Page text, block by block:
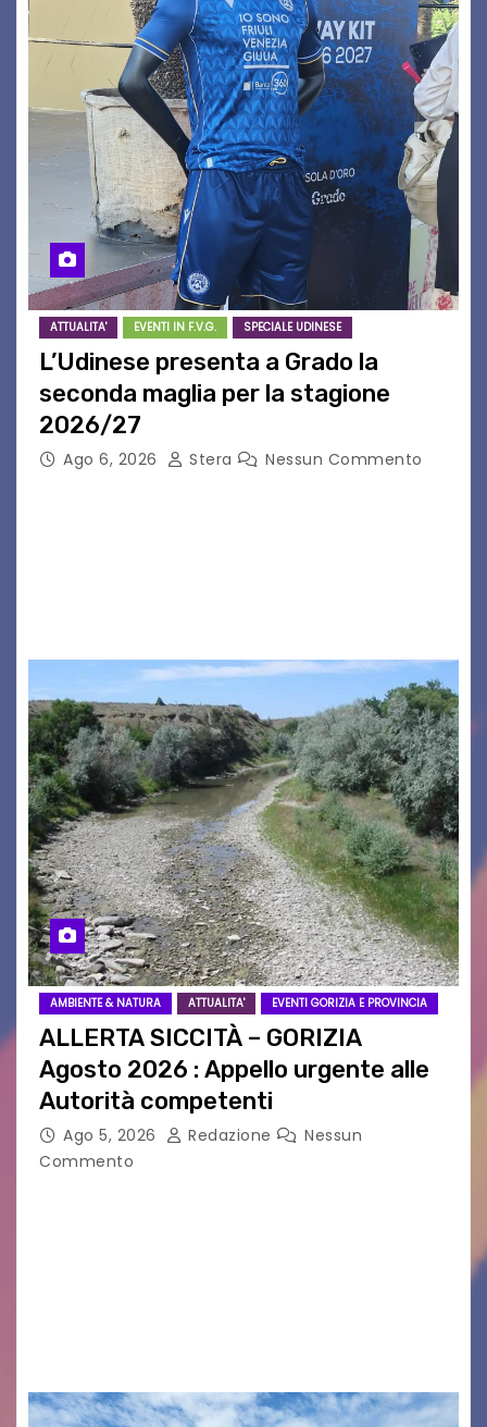
ATTUALITA' EVENTI IN F.V.G. SPECIALE UDINESE
L’Udinese presenta a Grado la
seconda maglia per la stagione
2026/27
Ago 6, 2026 Stera Nessun Commento
AMBIENTE & NATURA ATTUALITA' EVENTI GORIZIA E PROVINCIA
ALLERTA SICCITÀ – GORIZIA
Agosto 2026 : Appello urgente alle
Autorità competenti
Ago 5, 2026 Redazione
Nessun
Commento